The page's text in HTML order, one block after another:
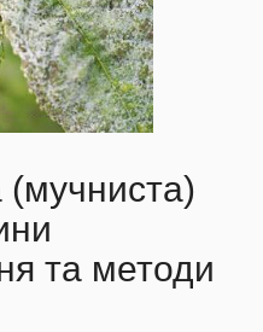
та методи